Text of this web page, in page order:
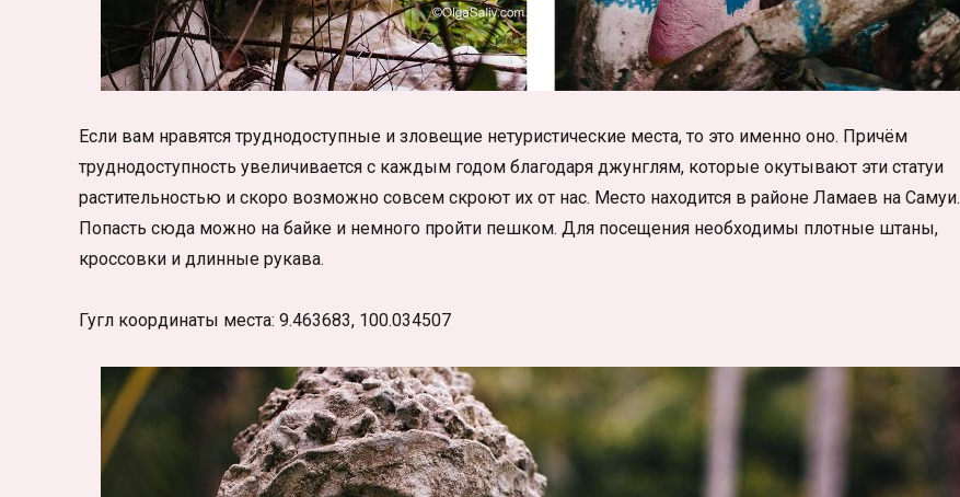
Если вам нравятся труднодоступные и зловещие нетуристические места, то это именно оно. Причём
труднодоступность увеличивается с каждым годом благодаря джунглям, которые окутывают эти статуи
растительностью и скоро возможно совсем скроют их от нас. Место находится в районе Ламаев на Самуи.
Попасть сюда можно на байке и немного пройти пешком. Для посещения необходимы плотные штаны,
кроссовки и длинные рукава.
Гугл координаты места: 9.463683, 100.034507